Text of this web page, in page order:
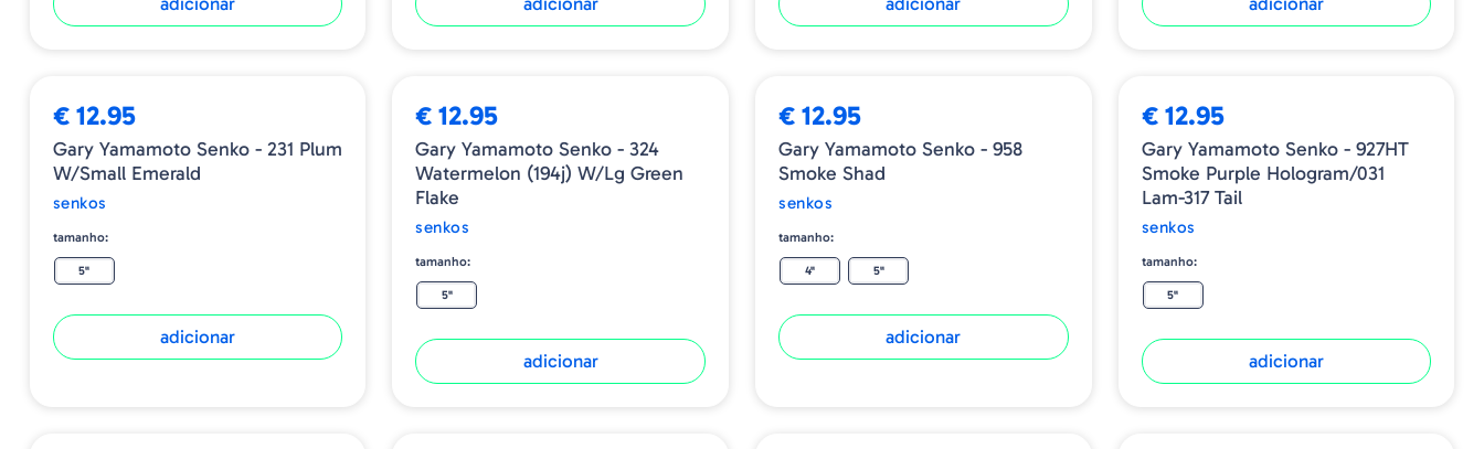
€ 12.95
Gary Yamamoto Senko - 231 Plum
W/Small Emerald
senkos
tamanho:
5"
adicionar
€ 12.95
Gary Yamamoto Senko - 324
Watermelon (194j) W/lg Green
Flake
senkos
tamanho:
5"
adicionar
€ 12.95
Gary Yamamoto Senko - 958
Smoke Shad
senkos
tamanho:
4" 5"
adicionar
€ 12.95
Gary Yamamoto Senko - 927HT
Smoke Purple Hologram/031
Lam-317 Tail
senkos
tamanho:
5"
adicionar